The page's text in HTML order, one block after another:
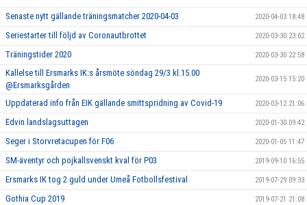
Senaste nytt gällande träningsmatcher 2020-04-03 2020-04-03 18:48
Seriestarter till följd av Coronautbrottet 2020-03-30 23:02
Träningstider 2020 2020-03-30 22:58
Kallelse till Ersmarks IK:s årsmöte söndag 29/3 kl.15.00
@Ersmarksgården
2020-03-15 15:20
Uppdaterad info från EIK gällande smittspridning av Covid-19 2020-03-12 21:06
Edvin landslagsuttagen 2020-01-30 09:42
Seger i Storvretacupen för F06 2020-01-05 11:47
SM-äventyr och pojkallsvenskt kval för P03 2019-09-10 16:55
Ersmarks IK tog 2 guld under Umeå Fotbollsfestival 2019-07-29 09:33
Gothia Cup 2019 2019-07-21 21:08